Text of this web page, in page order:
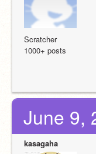
Scratcher
1000+ posts
June 9,
kasagaha